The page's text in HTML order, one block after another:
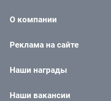
О компании
Реклама на сайте
Наши награды
Наши вакансии